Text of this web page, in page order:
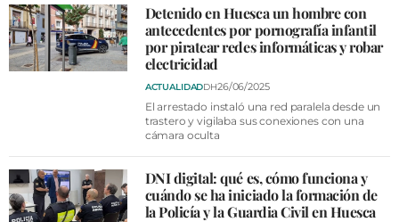
Detenido en Huesca un hombre con
antecedentes por pornografía infantil
por piratear redes informáticas y robar
electricidad
ACTUALIDADDH26/06/2025
El arrestado instaló una red paralela desde un
trastero y vigilaba sus conexiones con una
cámara oculta
DNI digital: qué es, cómo funciona y
cuándo se ha iniciado la formación de
la Policía y la Guardia Civil en Huesca